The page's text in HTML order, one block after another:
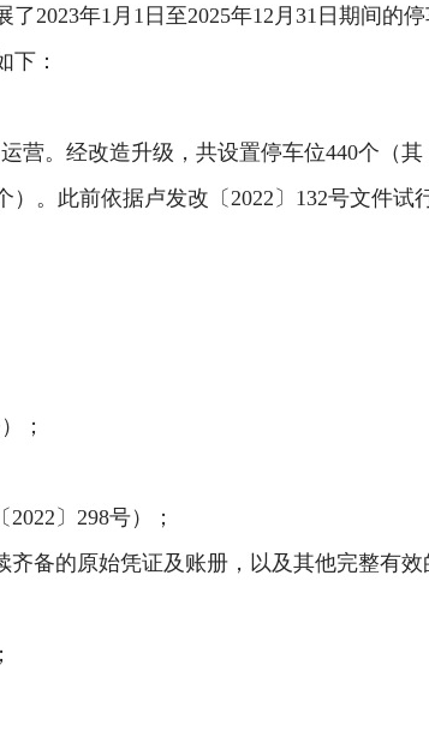
2023年1月1日至2025年12月31日期间的
下：
营。经改造升级，共设置停车位440个（其
。此前依据卢发改〔2022〕132号文件试
；
〕298号）；
备的原始凭证及账册，以及其他完整有效